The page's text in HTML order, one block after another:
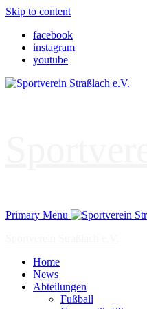
Skip to content
facebook
instagram
youtube
Primary Menu
Home
News
Abteilungen
Fußball